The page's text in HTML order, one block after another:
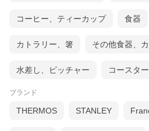
コーヒー、ティーカップ 食器
カトラリー、箸 その他食器、
水差し、ピッチャー コースター
ブランド
THERMOS STANLEY